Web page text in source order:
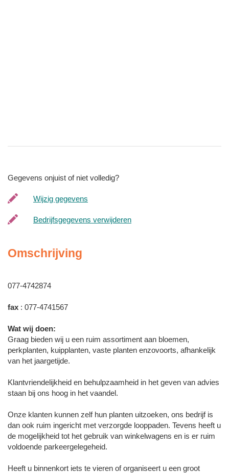
Gegevens onjuist of niet volledig?
Wijzig gegevens
Bedrijfsgegevens verwijderen
Omschrijving
077-4742874
fax : 077-4741567
Wat wij doen:
Graag bieden wij u een ruim assortiment aan bloemen,
perkplanten, kuipplanten, vaste planten enzovoorts, afhankelijk
van het jaargetijde.
Klantvriendelijkheid en behulpzaamheid in het geven van advies
staan bij ons hoog in het vaandel.
Onze klanten kunnen zelf hun planten uitzoeken, ons bedrijf is
dan ook ruim ingericht met verzorgde looppaden. Tevens heeft u
de mogelijkheid tot het gebruik van winkelwagens en is er ruim
voldoende parkeergelegeheid.
Heeft u binnenkort iets te vieren of organiseert u een groot